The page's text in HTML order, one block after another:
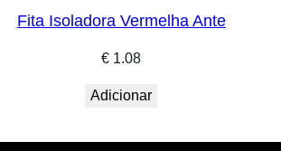
Fita Isoladora Vermelha Ante
€ 1.08
Adicionar